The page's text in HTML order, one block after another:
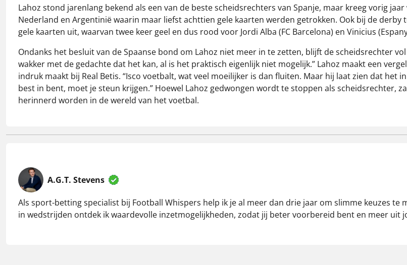
Lahoz stond jarenlang bekend als een van de beste scheidsrechters van Spanje, maar kreeg vorig
Nederland en Argentinië waarin maar liefst achttien gele kaarten werden getrokken. Ook bij de derby
gele kaarten uit, waarvan twee keer geel en dus rood voor Jordi Alba (FC Barcelona) en Vinicius
Ondanks het besluit van de Spaanse bond om Lahoz niet meer in te zetten, blijft de scheidsrechter
wakker met de gedachte dat het kan, al is het praktisch eigenlijk niet mogelijk.” Lahoz maakt een
indruk maakt bij Real Betis. “Isco voetbalt, wat veel moeilijker is dan fluiten. Maar hij laat zien dat het
best in bent, moet je steun krijgen.” Hoewel Lahoz gedwongen wordt te stoppen als scheidsrechter,
herinnerd worden in de wereld van het voetbal.
A.G.T. Stevens
Als sport-betting specialist bij Football Whispers help ik je al meer dan drie jaar om slimme keuzes
in wedstrijden ontdek ik waardevolle inzetmogelijkheden, zodat jij beter voorbereid bent en meer uit